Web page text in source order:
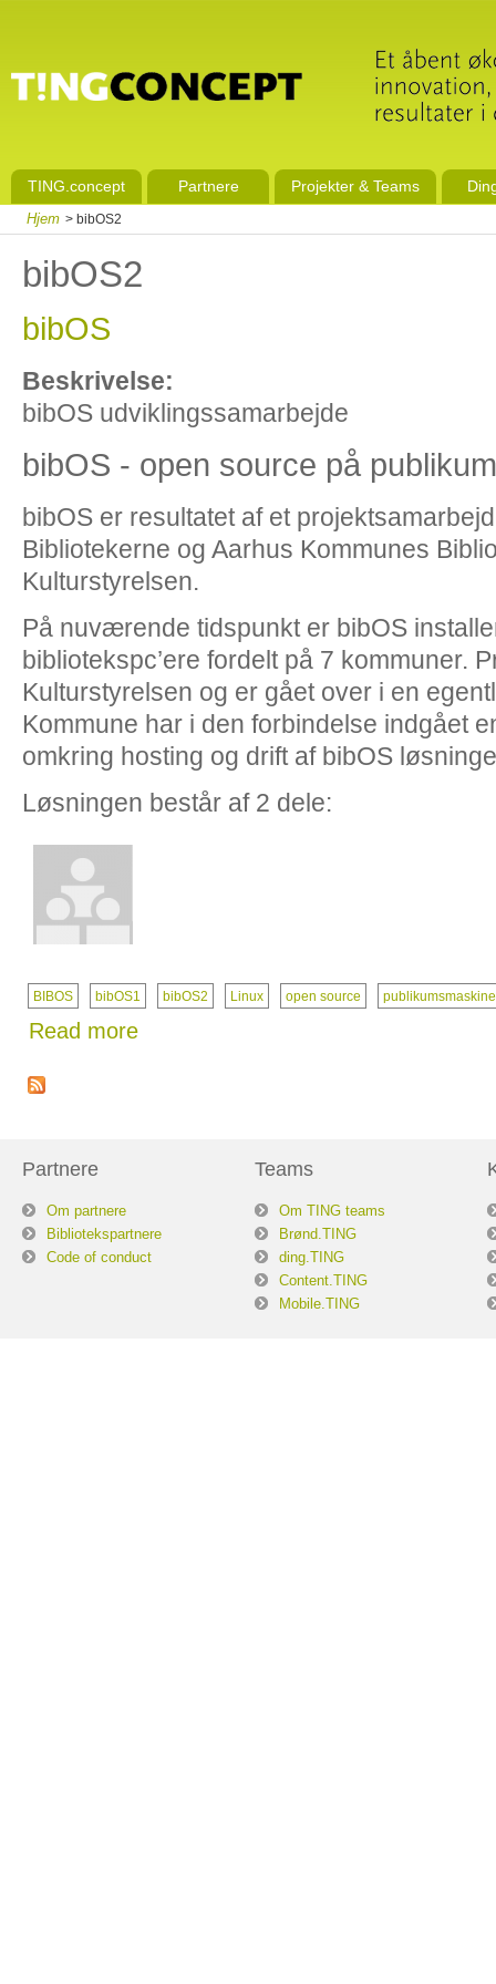
TING.concept Partnere Projekter & Teams
Hjem > bibOS2
bibOS2
bibOS
Beskrivelse:
bibOS udviklingssamarbejde
bibOS - open source på
bibOS er resultatet af et
Bibliotekerne og Aarhus Kommunes
Kulturstyrelsen.
På nuværende tidspunkt er bibOS
bibliotekspc’ere fordelt på 7 kommuner.
Kulturstyrelsen og er gået over i en
Kommune har i den forbindelse indgået
omkring hosting og drift af bibOS
Løsningen består af 2 dele:
BIBOS bibOS1 bibOS2 Linux open source
Read more
Partnere
Om partnere
Bibliotekspartnere
Code of conduct
Teams
Om TING teams
Brønd.TING
ding.TING
Content.TING
Mobile.TING